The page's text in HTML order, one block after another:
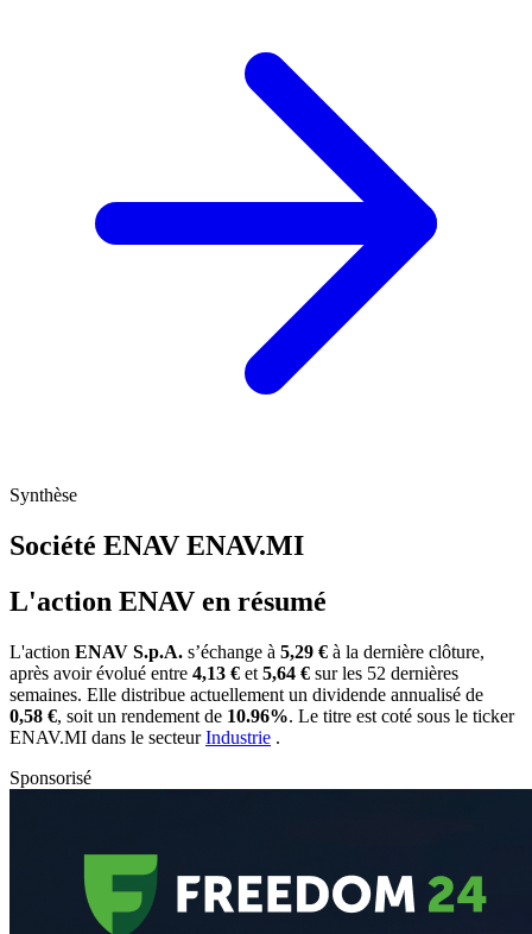
Synthèse
Société ENAV ENAV.MI
L'action ENAV en résumé
L'action ENAV S.p.A. s’échange à 5,29 € à la dernière clôture,
après avoir évolué entre 4,13 € et 5,64 € sur les 52 dernières
semaines. Elle distribue actuellement un dividende annualisé de
0,58 €, soit un rendement de 10.96%. Le titre est coté sous le ticker
ENAV.MI dans le secteurIndustrie .
Sponsorisé